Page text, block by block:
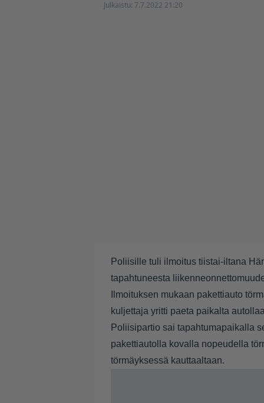
Julkaistu: 7.7.2022 21:20
Poliisille tuli ilmoitus tiistai-iltana
tapahtuneesta
Ilmoituksen mukaan pakettiauto
kuljettaja yritti paeta paikalta
Poliisipartio sai tapahtumapaikalla
pakettiautolla kovalla nopeudella
törmäyksessä kauttaaltaan.